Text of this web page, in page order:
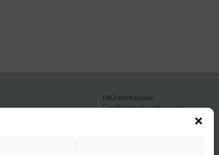
FAQ Institucional
Condiciones de contratación